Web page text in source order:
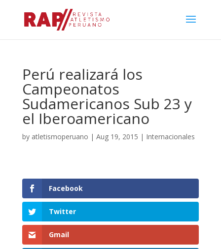
Perú realizará los
Campeonatos
Sudamericanos Sub 23 y
el Iberoamericano
by atletismoperuano | Aug 19, 2015 | Internacionales
Facebook
Twitter
Gmail